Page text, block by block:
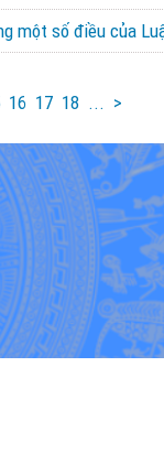
một số điều của
16 17 18 ... >